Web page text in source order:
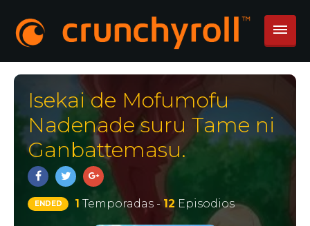
Isekai de Mofumofu
Nadenade suru Tame ni
Ganbattemasu.
ENDED 1 Temporadas - 12 Episodios